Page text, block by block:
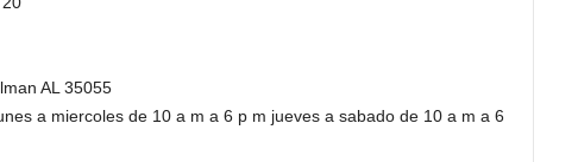
AL 35055
a miercoles de 10 a m a 6 p m jueves a sabado de 10 a m a 6